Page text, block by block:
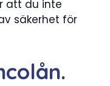
att du inte
säkerhet för